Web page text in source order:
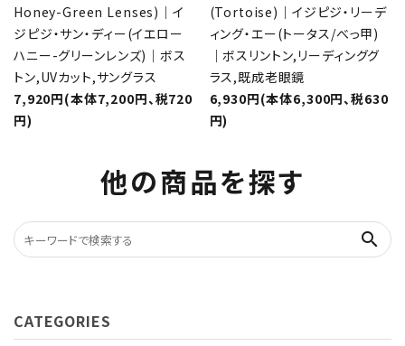
Honey-Green Lenses)｜イ
ジピジ・サン・ディー(イエロー
ハニー-グリーンレンズ)｜ボス
トン,UVカット,サングラス
7,920円(本体7,200円、税720
円)
(Tortoise)｜イジピジ・リーデ
ィング・エー(トータス/べっ甲)
｜ボスリントン,リーディンググ
ラス,既成老眼鏡
6,930円(本体6,300円、税630
円)
他の商品を探す
search
CATEGORIES